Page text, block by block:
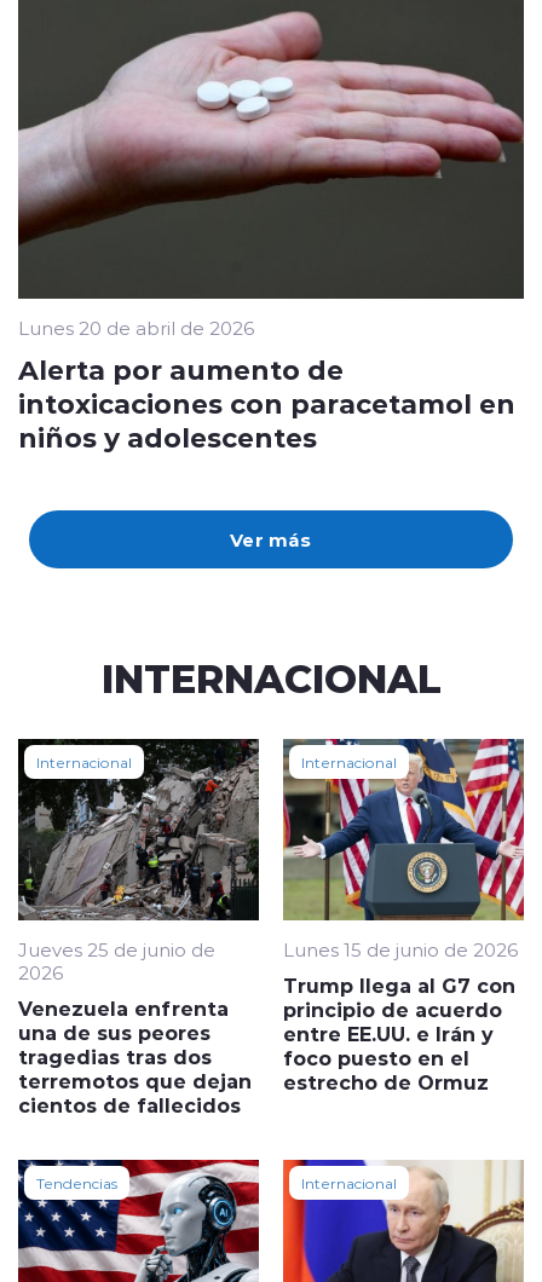
Ver más
Lunes 20 de abril de 2026
Alerta por aumento de
intoxicaciones con paracetamol en
niños y adolescentes
INTERNACIONAL
Internacional
Jueves 25 de junio de
2026
Venezuela enfrenta
una de sus peores
tragedias tras dos
terremotos que dejan
cientos de fallecidos
Internacional
Lunes 15 de junio de 2026
Trump llega al G7 con
principio de acuerdo
entre EE.UU. e Irán y
foco puesto en el
estrecho de Ormuz
Tendencias Internacional